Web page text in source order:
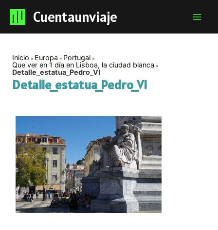
Cuentaunviaje
Inicio Europa
Portugal
Que ver en 1 día en Lisboa, la ciudad blanca
Detalle_estatua_Pedro_VI
Detalle_estatua_Pedro_VI